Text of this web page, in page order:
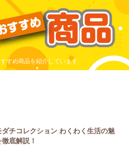
すめ商品を紹介しています
ダチコレクション わくわく生活の魅
徹底解説！